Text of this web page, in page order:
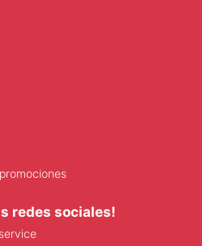
redes sociales!